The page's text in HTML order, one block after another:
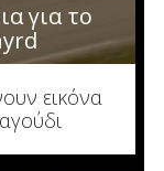
για το
εικόνα